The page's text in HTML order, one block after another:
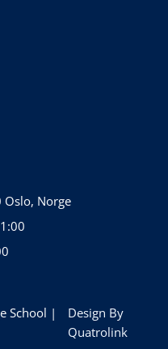
Oslo, Norge
School |
Design By
Quatrolink